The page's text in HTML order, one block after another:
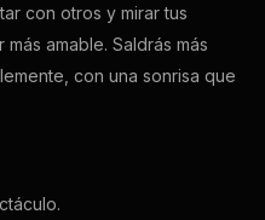
con otros y mirar tus
amable. Saldrás más
con una sonrisa que